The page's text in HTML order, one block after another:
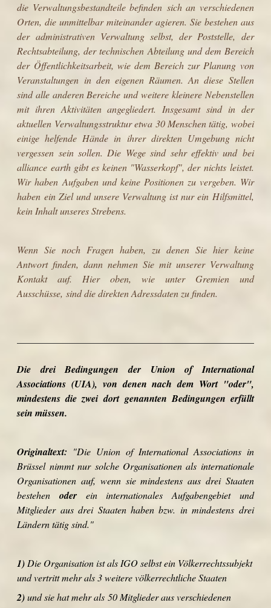
die Verwaltungsbestandteile befinden sich an verschiedenen
Orten, die unmittelbar miteinander agieren. Sie bestehen aus
der administrativen Verwaltung selbst, der Poststelle, der
Rechtsabteilung, der technischen Abteilung und dem Bereich
der Öffentlichkeitsarbeit, wie dem Bereich zur Planung von
Veranstaltungen in den eigenen Räumen. An diese Stellen
sind alle anderen Bereiche und weitere kleinere Nebenstellen
mit ihren Aktivitäten angegliedert. Insgesamt sind in der
aktuellen Verwaltungsstruktur etwa 30 Menschen tätig, wobei
einige helfende Hände in ihrer direkten Umgebung nicht
vergessen sein sollen. Die Wege sind sehr effektiv und bei
alliance earth gibt es keinen "Wasserkopf", der nichts leistet.
Wir haben Aufgaben und keine Positionen zu vergeben. Wir
haben ein Ziel und unsere Verwaltung ist nur ein Hilfsmittel,
kein Inhalt unseres Strebens.
Wenn Sie noch Fragen haben, zu denen Sie hier keine
Antwort finden, dann nehmen Sie mit unserer Verwaltung
Kontakt auf. Hier oben, wie unter Gremien und
Ausschüsse, sind die direkten Adressdaten zu finden.
Die drei Bedingungen der Union of International
Associations (UIA), von denen nach dem Wort "oder",
mindestens die zwei dort genannten Bedingungen erfüllt
sein müssen.
Originaltext: "Die Union of International Associations in
Brüssel nimmt nur solche Organisationen als internationale
Organisationen auf, wenn sie mindestens aus drei Staaten
bestehenoder ein internationales Aufgabengebiet und
Mitglieder aus drei Staaten haben bzw. in mindestens drei
Ländern tätig sind."
1) Die Organisation ist als IGO selbst ein Völkerrechtssubjekt
und vertritt mehr als 3 weitere völkerrechtliche Staaten
2)und sie hat mehr als 50 Mitglieder aus verschiedenen